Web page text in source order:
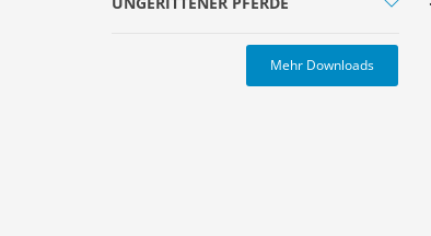
Mehr Downloads